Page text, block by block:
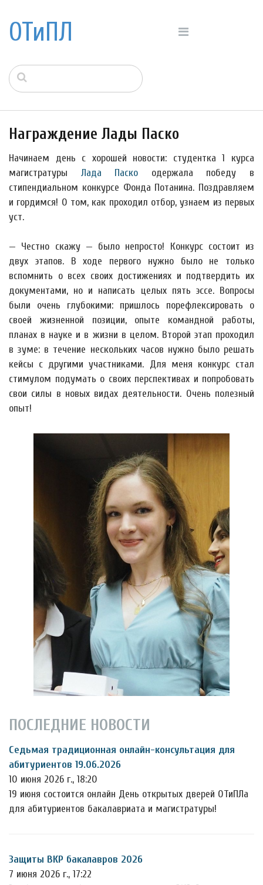
ОТиПЛ
Награждение Лады Паско
Начинаем день с хорошей новости: студентка 1 курса
магистратуры Лада Паско одержала победу в
стипендиальном конкурсе Фонда Потанина. Поздравляем
и гордимся! О том, как проходил отбор, узнаем из первых
уст.
— Честно скажу — было непросто! Конкурс состоит из
двух этапов. В ходе первого нужно было не только
вспомнить о всех своих достижениях и подтвердить их
документами, но и написать целых пять эссе. Вопросы
были очень глубокими: пришлось порефлексировать о
своей жизненной позиции, опыте командной работы,
планах в науке и в жизни в целом. Второй этап проходил
в зуме: в течение нескольких часов нужно было решать
кейсы с другими участниками. Для меня конкурс стал
стимулом подумать о своих перспективах и попробовать
свои силы в новых видах деятельности. Очень полезный
опыт!
ПОСЛЕДНИЕ НОВОСТИ
Седьмая традиционная онлайн-консультация для
абитуриентов 19.06.2026
10 июня 2026 г., 18:20
19 июня состоится онлайн День открытых дверей ОТиПЛа
для абитуриентов бакалавриата и магистратуры!
Защиты ВКР бакалавров 2026
7 июня 2026 г., 17:22